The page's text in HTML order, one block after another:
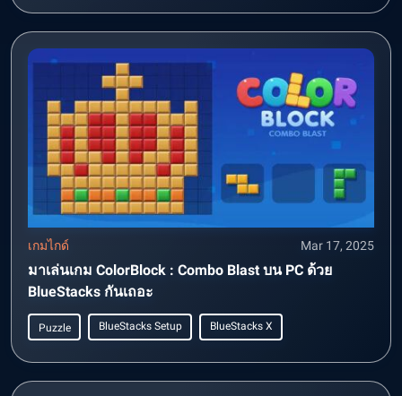
เกมไกด์ Mar 17, 2025
มาเล่นเกม ColorBlock : Combo Blast บน PC ด้วย
BlueStacks กันเถอะ
Puzzle BlueStacks Setup BlueStacks X